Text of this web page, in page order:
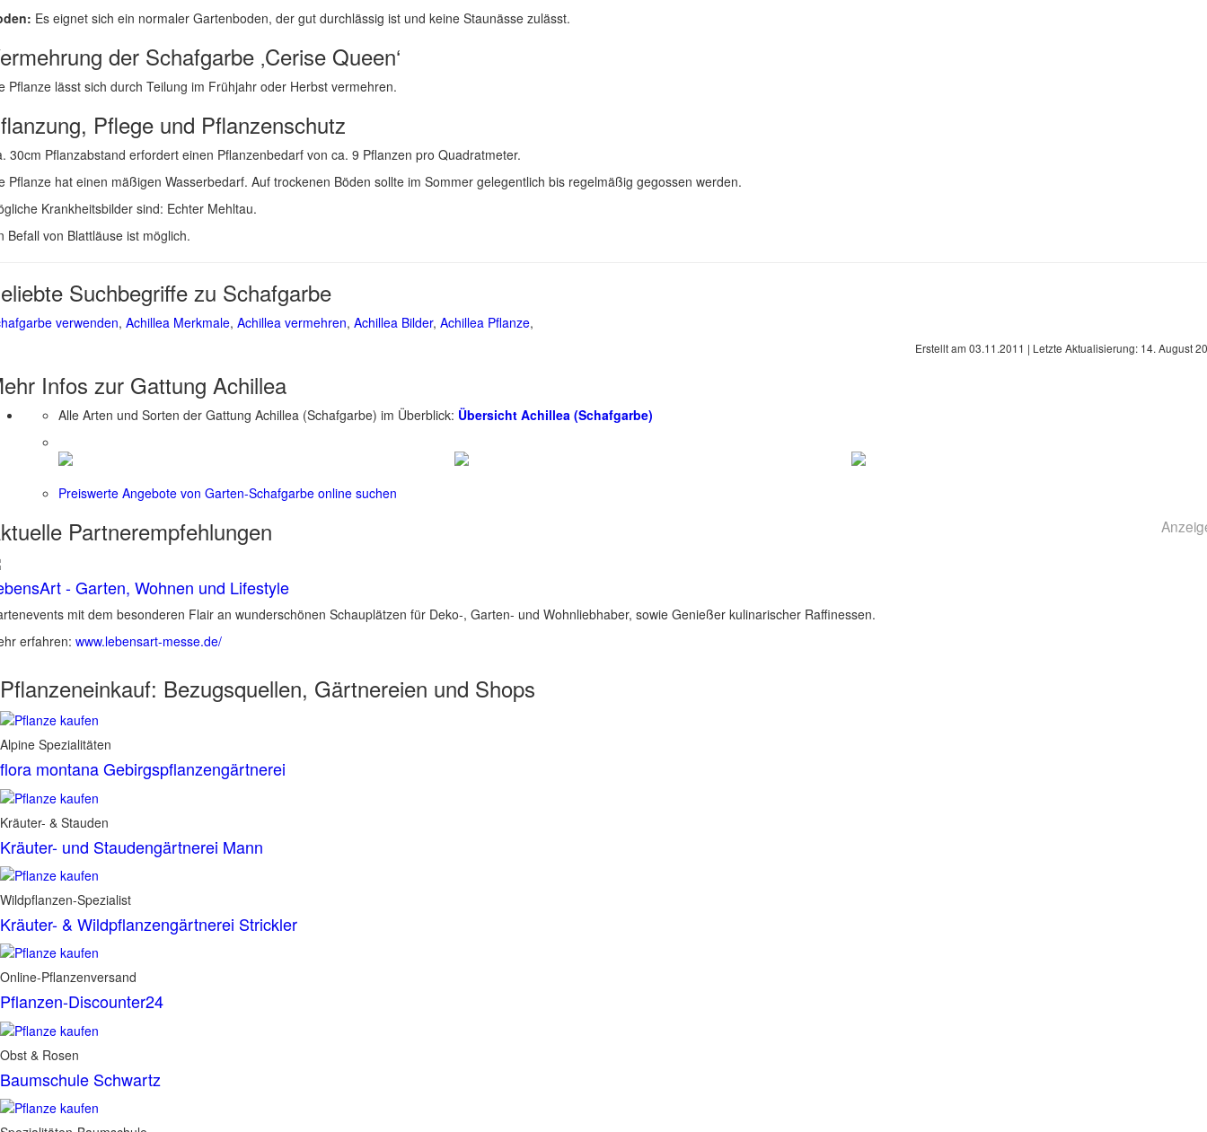
Es eignet sich ein normaler Gartenboden, der gut durchlässig ist und keine Staunässe zulässt.
der Schafgarbe ‚Cerise Queen‘
Pflanze lässt sich durch Teilung im Frühjahr oder Herbst vermehren.
Pflege und Pflanzenschutz
30cm Pflanzabstand erfordert einen Pflanzenbedarf von ca. 9 Pflanzen pro Quadratmeter.
Pflanze hat einen mäßigen Wasserbedarf. Auf trockenen Böden sollte im Sommer gelegentlich bis regelmäßig gegossen werden.
Krankheitsbilder sind: Echter Mehltau.
Befall von Blattläuse ist möglich.
Suchbegriffe zu Schafgarbe
verwenden, Achillea Merkmale, Achillea vermehren, Achillea Bilder, Achillea Pflanze,
Erstellt am 03.11.2011 | Letzte Aktualisierung: 14. August
Infos zur Gattung Achillea
Alle Arten und Sorten der Gattung Achillea (Schafgarbe) im Überblick: Übersicht Achillea (Schafgarbe)
Preiswerte Angebote von Garten-Schafgarbe online suchen
Partnerempfehlungen
- Garten, Wohnen und Lifestyle
mit dem besonderen Flair an wunderschönen Schauplätzen für Deko-, Garten- und Wohnliebhaber, sowie Genießer kulinarischer Raffinessen.
erfahren: www.lebensart-messe.de/
Pflanzeneinkauf: Bezugsquellen, Gärtnereien und Shops
Alpine Spezialitäten
flora montana Gebirgspflanzengärtnerei
Kräuter- & Stauden
Kräuter- und Staudengärtnerei Mann
Wildpflanzen-Spezialist
Kräuter- & Wildpflanzengärtnerei Strickler
Online-Pflanzenversand
Pflanzen-Discounter24
Obst & Rosen
Baumschule Schwartz